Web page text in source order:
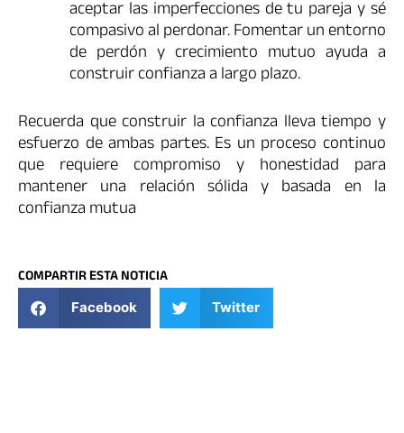
aceptar las imperfecciones de tu pareja y sé
compasivo al perdonar. Fomentar un entorno
de perdón y crecimiento mutuo ayuda a
construir confianza a largo plazo.
Recuerda que construir la confianza lleva tiempo y
esfuerzo de ambas partes. Es un proceso continuo
que requiere compromiso y honestidad para
mantener una relación sólida y basada en la
confianza mutua
COMPARTIR ESTA NOTICIA
Facebook Twitter